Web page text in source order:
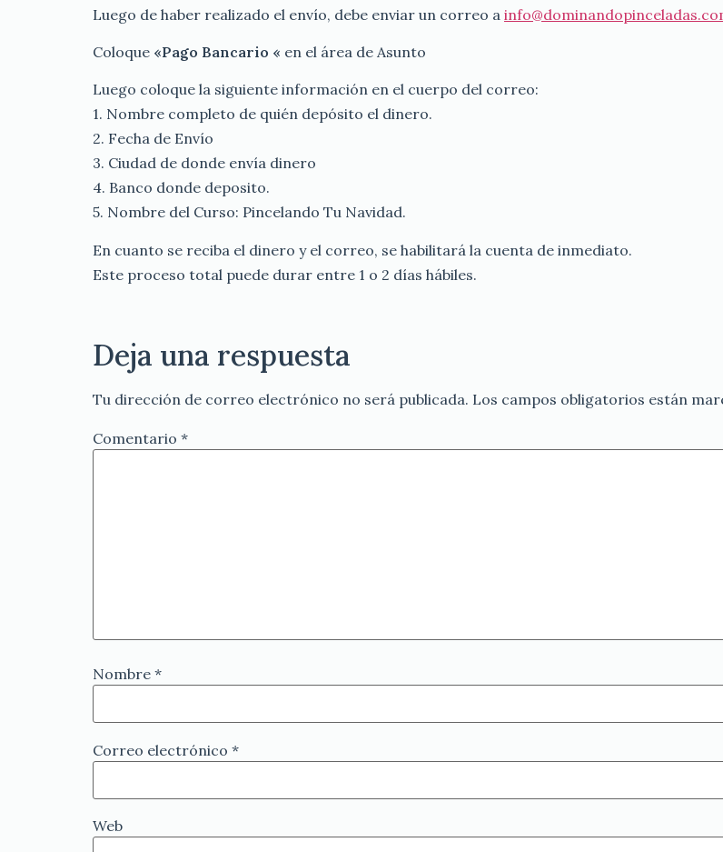
Luego de haber realizado el envío, debe enviar un correo a
Coloque «Pago Bancario « en el área de Asunto
Luego coloque la siguiente información en el cuerpo del correo:
1. Nombre completo de quién depósito el dinero.
2. Fecha de Envío
3. Ciudad de donde envía dinero
4. Banco donde deposito.
5. Nombre del Curso: Pincelando Tu Navidad.
En cuanto se reciba el dinero y el correo, se habilitará la cuenta de inmediato.
Este proceso total puede durar entre 1 o 2 días hábiles.
Deja una respuesta
Tu dirección de correo electrónico no será publicada. Los campos obligatorios están
Comentario *
Nombre *
Correo electrónico *
Web